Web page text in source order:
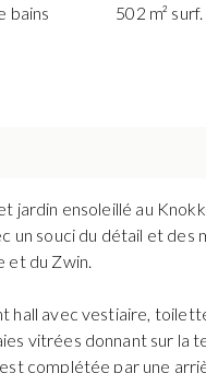
bains 502 m²
jardin ensoleillé au
un souci du détail et
et du Zwin.
hall avec vestiaire,
vitrées donnant sur
complétée par une